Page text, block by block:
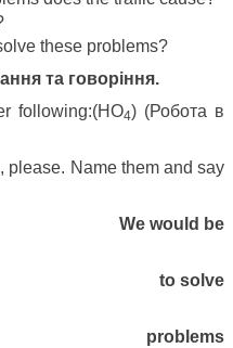
these problems?
та говоріння.
following:(HO4) (Робота в
please. Name them and say
We would be
to solve
as… problems